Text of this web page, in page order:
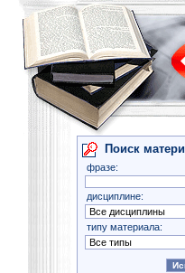
Поиск
фразе:
дисциплине:
типу материала: